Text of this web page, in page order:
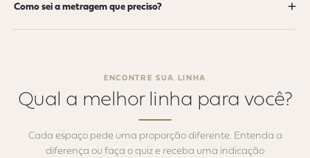
Como sei a metragem que preciso? +
ENCONTRE SUA LINHA
Qual a melhor linha para você?
Cada espaço pede uma proporção diferente. Entenda a
diferença ou faça o quiz e receba uma indicação